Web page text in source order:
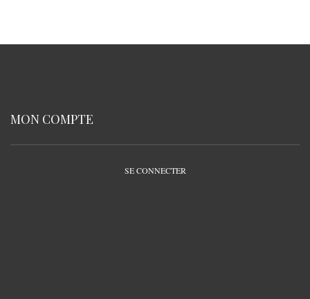
MON COMPTE
SE CONNECTER